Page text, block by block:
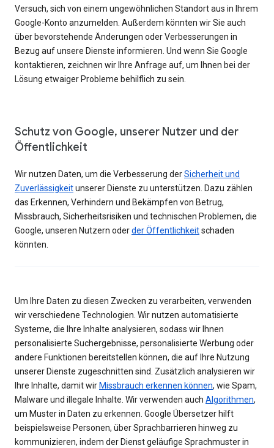
Versuch, sich von einem ungewöhnlichen Standort aus in Ihrem
Google-Konto anzumelden. Außerdem könnten wir Sie auch
über bevorstehende Änderungen oder Verbesserungen in
Bezug auf unsere Dienste informieren. Und wenn Sie Google
kontaktieren, zeichnen wir Ihre Anfrage auf, um Ihnen bei der
Lösung etwaiger Probleme behilflich zu sein.
Schutz von Google, unserer Nutzer und der
Öffentlichkeit
Wir nutzen Daten, um die Verbesserung derSicherheit und
Zuverlässigkeitunserer Dienste zu unterstützen. Dazu zählen
das Erkennen, Verhindern und Bekämpfen von Betrug,
Missbrauch, Sicherheitsrisiken und technischen Problemen, die
Google, unseren Nutzern oderder Öffentlichkeitschaden
könnten.
Um Ihre Daten zu diesen Zwecken zu verarbeiten, verwenden
wir verschiedene Technologien. Wir nutzen automatisierte
Systeme, die Ihre Inhalte analysieren, sodass wir Ihnen
personalisierte Suchergebnisse, personalisierte Werbung oder
andere Funktionen bereitstellen können, die auf Ihre Nutzung
unserer Dienste zugeschnitten sind. Zusätzlich analysieren wir
Ihre Inhalte, damit wir Missbrauch erkennen können, wie Spam,
Malware und illegale Inhalte. Wir verwenden auch Algorithmen,
um Muster in Daten zu erkennen. Google Übersetzer hilft
beispielsweise Personen, über Sprachbarrieren hinweg zu
kommunizieren, indem der Dienst geläufige Sprachmuster in